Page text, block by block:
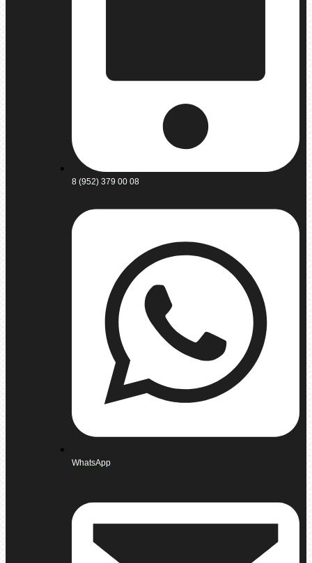
8 (952) 379 00 08
WhatsApp